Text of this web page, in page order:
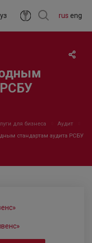
rus eng
для бизнеса
Аудит
стандартам аудита РСБУ